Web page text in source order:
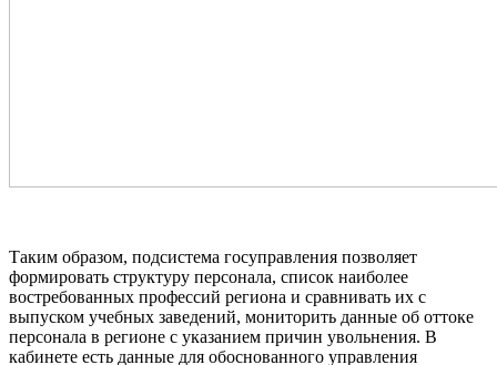
Таким образом, подсистема госуправления позволяет
формировать структуру персонала, список наиболее
востребованных профессий региона и сравнивать их с
выпуском учебных заведений, мониторить данные об оттоке
персонала в регионе с указанием причин увольнения. В
кабинете есть данные для обоснованного управления